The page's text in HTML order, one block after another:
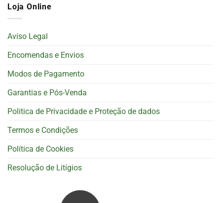
Loja Online
Aviso Legal
Encomendas e Envios
Modos de Pagamento
Garantias e Pós-Venda
Politica de Privacidade e Proteção de dados
Termos e Condições
Política de Cookies
Resolução de Litígios